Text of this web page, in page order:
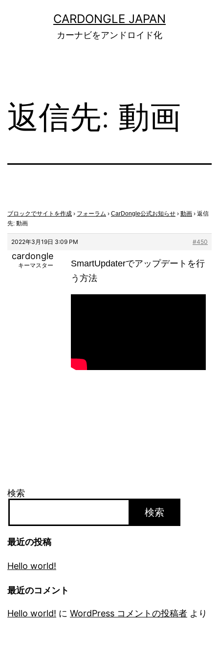
CARDONGLE JAPAN
カーナビをアンドロイド化
返信先: 動画
ブロックでサイトを作成 › フォーラム › CarDongle公式お知らせ › 動画 › 返信
先: 動画
2022年3月19日 3:09 PM #450
cardongle
キーマスター
SmartUpdaterでアップデートを行
う方法
検索
検索
最近の投稿
Hello world!
最近のコメント
Hello world! に WordPress コメントの投稿者 より